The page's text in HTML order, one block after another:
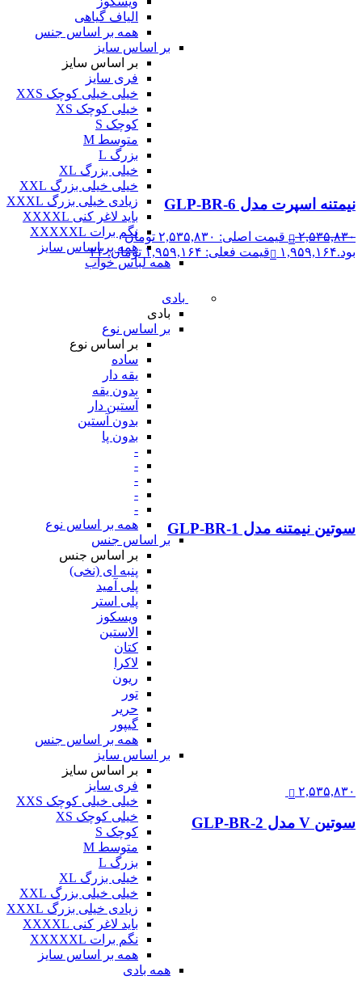
الیاف گیاهی
همه بر اساس جنس
بر اساس سایز
بر اساس سایز
فری سایز
خیلی خیلی کوچک XXS
خیلی کوچک XS
کوچک S
متوسط M
بزرگ L
خیلی بزرگ XL
خیلی خیلی بزرگ XXL
زیادی خیلی بزرگ XXXL
باید لاغر کنی XXXXL
نگم برات XXXXXL
همه بر اساس سایز
همه لباس خواب
بادی
بادی
بر اساس نوع
بر اساس نوع
ساده
یقه دار
بدون یقه
آستین دار
بدون آستین
بدون پا
-
-
-
-
-
همه بر اساس نوع
بر اساس جنس
بر اساس جنس
پنبه ای (نخی)
پلی آمید
پلی استر
ویسکوز
الاستین
کتان
لاکرا
ریون
تور
حریر
گیپور
همه بر اساس جنس
بر اساس سایز
بر اساس سایز
فری سایز
خیلی خیلی کوچک XXS
خیلی کوچک XS
کوچک S
متوسط M
بزرگ L
خیلی بزرگ XL
خیلی خیلی بزرگ XXL
زیادی خیلی بزرگ XXXL
باید لاغر کنی XXXXL
نگم برات XXXXXL
همه بر اساس سایز
همه بادی
نیمتنه اسپرت مدل GLP-BR-6
۲,۵۳۵,۸۳۰
قیمت اصلی: ۲,۵۳۵,۸۳۰ تومان
بود.۱,۹۵۹,۱۶۴ قیمت فعلی: ۱,۹۵۹,۱۶۴ تومان. ۲۳
سوتین نیمتنه مدل GLP-BR-1
۲,۵۳۵,۸۳۰
سوتین V مدل GLP-BR-2